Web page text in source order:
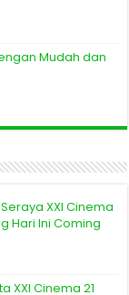
Mudah dan
XXI Cinema
Hari Ini Coming
XXI Cinema 21